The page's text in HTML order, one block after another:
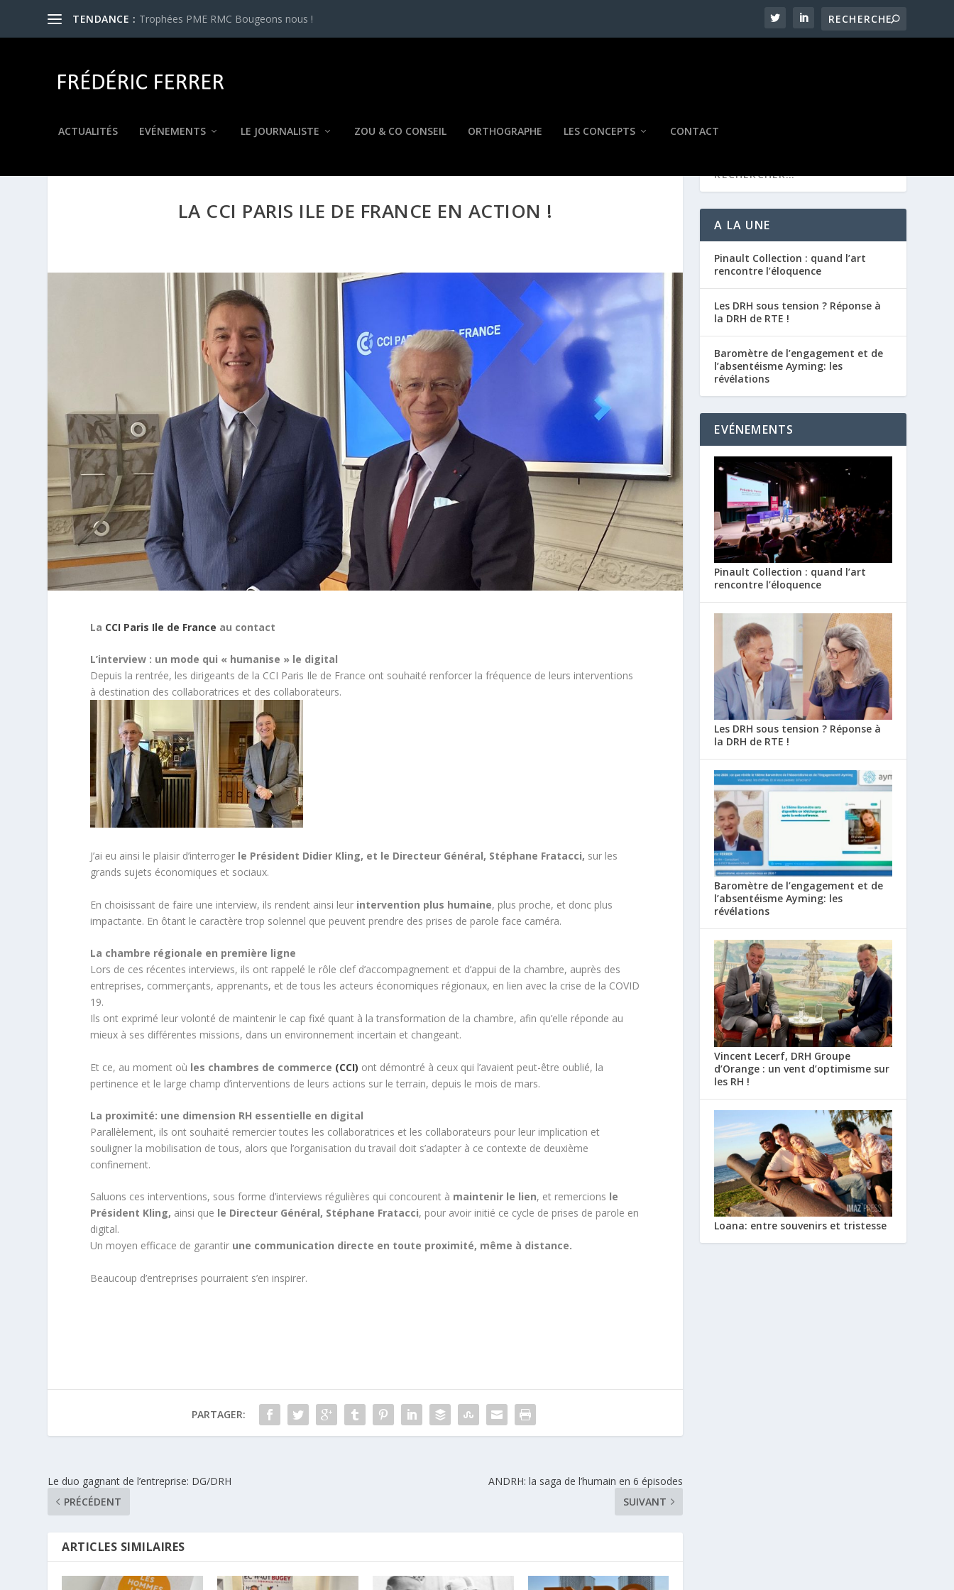
TENDANCE : Trophées PME RMC Bougeons nous !
ACTUALITÉS EVÉNEMENTS LE JOURNALISTE ZOU & CO CONSEIL ORTHOGRAPHE LES CONCEPTS CONTACT
LA CCI PARIS ILE DE FRANCE EN ACTION !
La CCI Paris Ile de France au contact
L’interview : un mode qui « humanise » le digital
Depuis la rentrée, les dirigeants de la CCI Paris Ile de France ont souhaité renforcer la fréquence de leurs interventions
à destination des collaboratrices et des collaborateurs.
J’ai eu ainsi le plaisir d’interroger le Président Didier Kling, et le Directeur Général, Stéphane Fratacci, sur les
grands sujets économiques et sociaux.
En choisissant de faire une interview, ils rendent ainsi leur intervention plus humaine, plus proche, et donc plus
impactante. En ôtant le caractère trop solennel que peuvent prendre des prises de parole face caméra.
La chambre régionale en première ligne
Lors de ces récentes interviews, ils ont rappelé le rôle clef d’accompagnement et d’appui de la chambre, auprès des
entreprises, commerçants, apprenants, et de tous les acteurs économiques régionaux, en lien avec la crise de la COVID
19.
Ils ont exprimé leur volonté de maintenir le cap fixé quant à la transformation de la chambre, afin qu’elle réponde au
mieux à ses différentes missions, dans un environnement incertain et changeant.
Et ce, au moment où les chambres de commerce (CCI) ont démontré à ceux qui l’avaient peut-être oublié, la
pertinence et le large champ d’interventions de leurs actions sur le terrain, depuis le mois de mars.
La proximité: une dimension RH essentielle en digital
Parallèlement, ils ont souhaité remercier toutes les collaboratrices et les collaborateurs pour leur implication et
souligner la mobilisation de tous, alors que l’organisation du travail doit s’adapter à ce contexte de deuxième
confinement.
Saluons ces interventions, sous forme d’interviews régulières qui concourent à maintenir le lien, et remercions le
Président Kling, ainsi que le Directeur Général, Stéphane Fratacci, pour avoir initié ce cycle de prises de parole en
digital.
Un moyen efficace de garantir une communication directe en toute proximité, même à distance.
Beaucoup d’entreprises pourraient s’en inspirer.
PARTAGER:
Le duo gagnant de l’entreprise: DG/DRH
PRÉCÉDENT
ANDRH: la saga de l’humain en 6 épisodes
SUIVANT
ARTICLES SIMILAIRES
A LA UNE
Pinault Collection : quand l’art
rencontre l’éloquence
Les DRH sous tension ? Réponse à
la DRH de RTE !
Baromètre de l’engagement et de
l’absentéisme Ayming: les
révélations
EVÉNEMENTS
Pinault Collection : quand l’art
rencontre l’éloquence
Les DRH sous tension ? Réponse à
la DRH de RTE !
Baromètre de l’engagement et de
l’absentéisme Ayming: les
révélations
Vincent Lecerf, DRH Groupe
d’Orange : un vent d’optimisme sur
les RH !
Loana: entre souvenirs et tristesse